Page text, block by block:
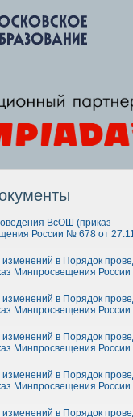
ВсОШ (приказ
России № 678 от
в Порядок
Минпросвещения
в Порядок
Минпросвещения
в Порядок
Минпросвещения
в Порядок
Минпросвещения
в Порядок